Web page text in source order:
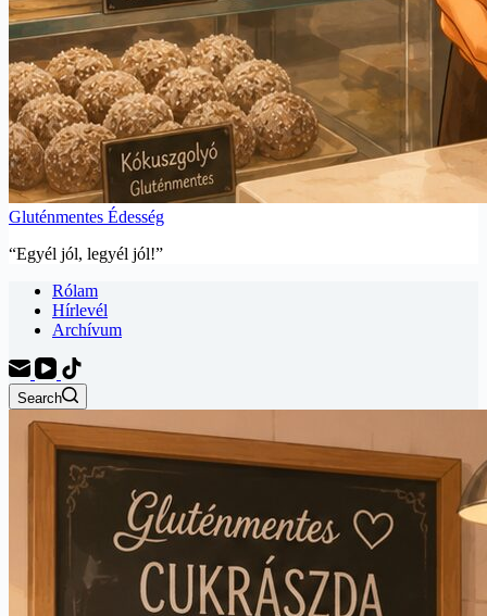
Gluténmentes Édesség
“Egyél jól, legyél jól!”
Rólam
Hírlevél
Archívum
Search